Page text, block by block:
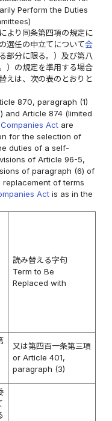
Perform the Duties
より同条第四項の規定に
選任の申立てについて会
部分に限る。）及び第八
）の規定を準用する場合
えは、次の表のとおりと
870, paragraph (1)
and Article 874 (limited
Companies Act are
for the selection of
duties of a self-
of Article 96-5,
of paragraph (6) of
of terms
Act is as in the
読み替える字句
Term to Be
Replaced with
又は第四百一条第三項
or Article 401,
paragraph (3)